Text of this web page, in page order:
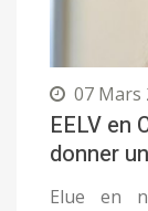
07 Mars
EELV en
donner
Elue en